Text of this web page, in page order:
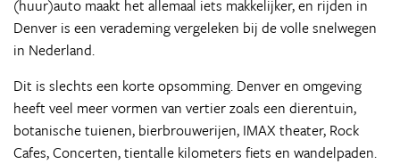
(huur)auto maakt het allemaal iets makkelijker, en rijden in
Denver is een verademing vergeleken bij de volle snelwegen
in Nederland.
Dit is slechts een korte opsomming. Denver en omgeving
heeft veel meer vormen van vertier zoals een dierentuin,
botanische tuienen, bierbrouwerijen, IMAX theater, Rock
Cafes, Concerten, tientalle kilometers fiets en wandelpaden.